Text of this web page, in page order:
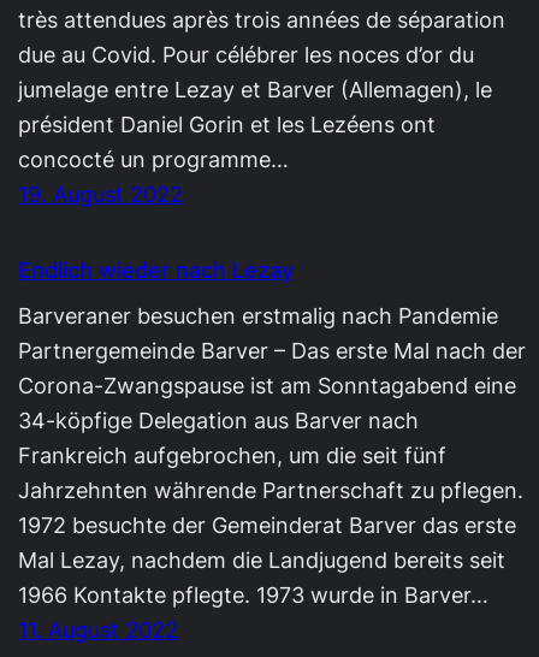
très attendues après trois années de séparation
due au Covid. Pour célébrer les noces d’or du
jumelage entre Lezay et Barver (Allemagen), le
président Daniel Gorin et les Lezéens ont
concocté un programme…
19. August 2022
Endlich wieder nach Lezay
Barveraner besuchen erstmalig nach Pandemie
Partnergemeinde Barver – Das erste Mal nach der
Corona-Zwangspause ist am Sonntagabend eine
34-köpfige Delegation aus Barver nach
Frankreich aufgebrochen, um die seit fünf
Jahrzehnten währende Partnerschaft zu pflegen.
1972 besuchte der Gemeinderat Barver das erste
Mal Lezay, nachdem die Landjugend bereits seit
1966 Kontakte pflegte. 1973 wurde in Barver…
11. August 2022